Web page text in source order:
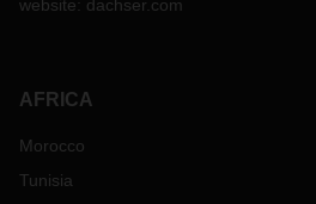
website: dachser.com
AFRICA
Morocco
Tunisia